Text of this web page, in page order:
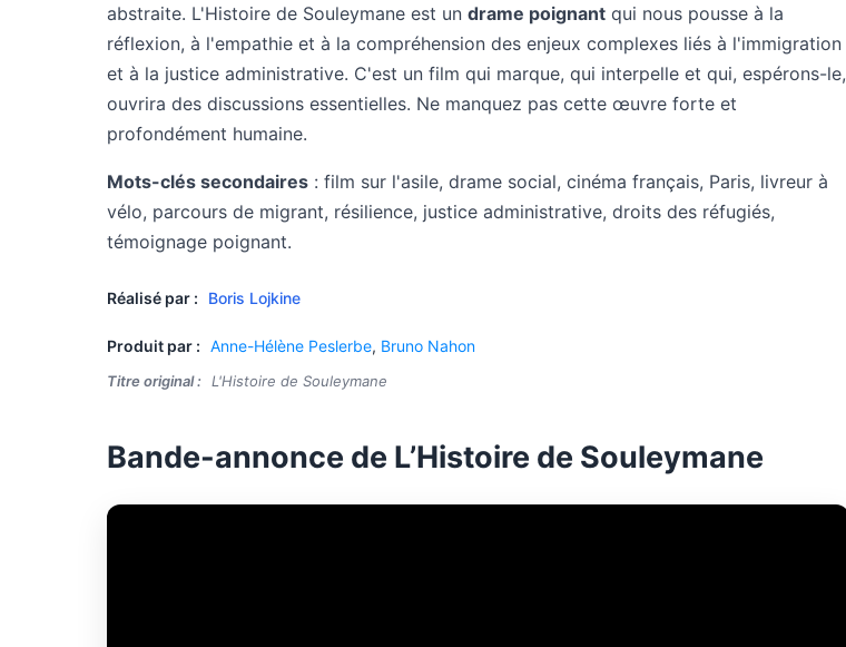
abstraite. L'Histoire de Souleymane est un drame poignant qui nous pousse à la
réflexion, à l'empathie et à la compréhension des enjeux complexes liés à l'immigration
et à la justice administrative. C'est un film qui marque, qui interpelle et qui, espérons-le,
ouvrira des discussions essentielles. Ne manquez pas cette œuvre forte et
profondément humaine.
Mots-clés secondaires : film sur l'asile, drame social, cinéma français, Paris, livreur à
vélo, parcours de migrant, résilience, justice administrative, droits des réfugiés,
témoignage poignant.
Réalisé par : Boris Lojkine
Produit par : Anne-Hélène Peslerbe, Bruno Nahon
Titre original : L'Histoire de Souleymane
Bande-annonce de L’Histoire de Souleymane